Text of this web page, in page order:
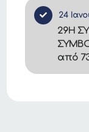
24
29Η
από